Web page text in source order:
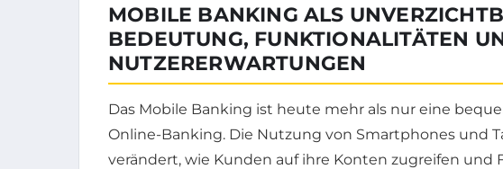
MOBILE BANKING ALS
BEDEUTUNG, FUNKTIONALITÄTEN
NUTZERERWARTUNGEN
Das Mobile Banking ist heute mehr als nur eine
Online-Banking. Die Nutzung von Smartphones und
verändert, wie Kunden auf ihre Konten zugreifen und